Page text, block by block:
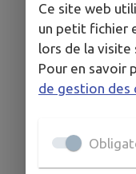
3 impasse de la
Nids
Ce site web
un petit fichier
lors de la visite
Pour en savoir
de gestion des